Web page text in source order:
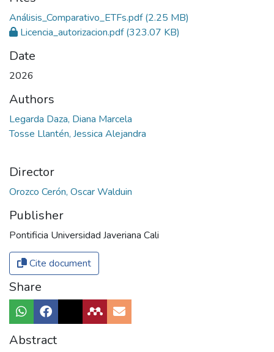
Análisis_Comparativo_ETFs.pdf(2.25 MB)
Licencia_autorizacion.pdf(323.07 KB)
Date
2026
Authors
Legarda Daza, Diana Marcela
Tosse Llantén, Jessica Alejandra
Director
Orozco Cerón, Oscar Walduin
Publisher
Pontificia Universidad Javeriana Cali
Cite document
Share
Abstract